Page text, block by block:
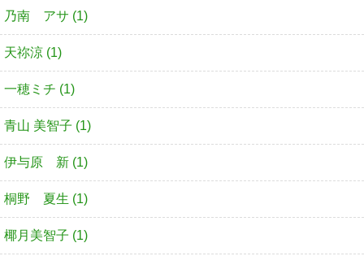
乃南 アサ (1)
天祢涼 (1)
一穂ミチ (1)
青山 美智子 (1)
伊与原 新 (1)
桐野 夏生 (1)
椰月美智子 (1)